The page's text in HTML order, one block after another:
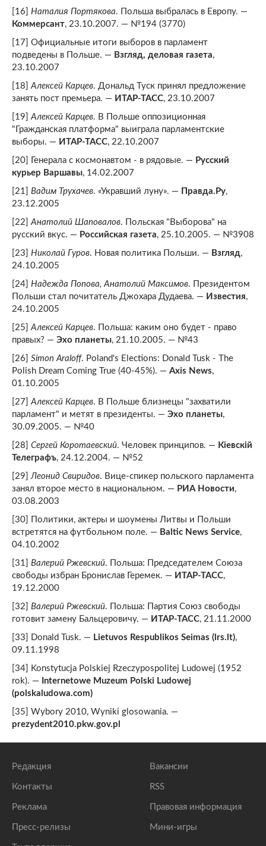
[16] Наталия Портякова. Польша выбралась в Европу. —
Коммерсант, 23.10.2007. — №194 (3770)
[17] Официальные итоги выборов в парламент
подведены в Польше. — Взгляд, деловая газета,
23.10.2007
[18]Алексей Карцев. Дональд Туск принял предложение
занять пост премьера. — ИТАР-ТАСС, 23.10.2007
[19]Алексей Карцев. В Польше оппозиционная
"Гражданская платформа" выиграла парламентские
выборы. — ИТАР-ТАСС, 22.10.2007
[20] Генерала с космонавтом - в рядовые. — Русский
курьер Варшавы, 14.02.2007
[21] Вадим Трухачев. «Укравший луну». — Правда.Ру,
23.12.2005
[22]Анатолий Шаповалов. Польская "Выборова" на
русский вкус. — Российская газета, 25.10.2005. — №3908
[23] Николай Гуров. Новая политика Польши. — Взгляд,
24.10.2005
[24] Надежда Попова, Анатолий Максимов. Президентом
Польши стал почитатель Джохара Дудаева. — Известия,
24.10.2005
[25]Алексей Карцев. Польша: каким оно будет - право
правых? — Эхо планеты, 21.10.2005. — №43
[26] Simon Araloff. Poland's Elections: Donald Tusk - The
Polish Dream Coming True (40-45%). — Axis News,
01.10.2005
[27]Алексей Карцев. В Польше близнецы "захватили
парламент" и метят в президенты. — Эхо планеты,
30.09.2005. — №40
[28] Сергей Коротаевский. Человек принципов. — Кiевскiй
Телеграфъ, 24.12.2004. — №52
[29]Леонид Свиридов. Вице-спикер польского парламента
занял второе место в национальном. — РИА Новости,
03.08.2003
[30] Политики, актеры и шоумены Литвы и Польши
встретятся на футбольном поле. — Baltic News Service,
04.10.2002
[31] Валерий Ржевский. Польша: Председателем Союза
свободы избран Бронислав Геремек. — ИТАР-ТАСС,
19.12.2000
[32] Валерий Ржевский. Польша: Партия Cоюз свободы
готовит замену Бальцеровичу. — ИТАР-ТАСС, 21.11.2000
[33] Donald Tusk. — Lietuvos Respublikos Seimas (lrs.lt),
09.11.1998
[34] Konstytucja Polskiej Rzeczypospolitej Ludowej (1952
rok). —
Internetowe Muzeum Polski Ludowej
(polskaludowa.com)
[35] Wybory 2010, Wyniki glosowania. —
prezydent2010.pkw.gov.pl
Редакция
Контакты
Реклама
Пресс-релизы
Вакансии
RSS
Правовая информация
Мини-игры